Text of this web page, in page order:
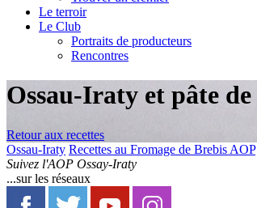
Le terroir
Le Club
Portraits de producteurs
Rencontres
Ossau-Iraty et pâte
Retour aux recettes
Ossau-Iraty Recettes au Fromage de Brebis AOP
Suivez l'AOP Ossay-Iraty
...sur les réseaux